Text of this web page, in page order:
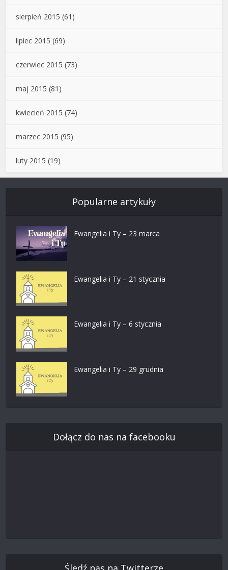
sierpień 2015 (61)
lipiec 2015 (69)
czerwiec 2015 (73)
maj 2015 (81)
kwiecień 2015 (74)
marzec 2015 (95)
luty 2015 (19)
Popularne artykuły
Ewangelia i Ty – 23 marca
Ewangelia i Ty – 21 stycznia
Ewangelia i Ty – 6 stycznia
Ewangelia i Ty – 29 grudnia
Dołącz do nas na facebooku